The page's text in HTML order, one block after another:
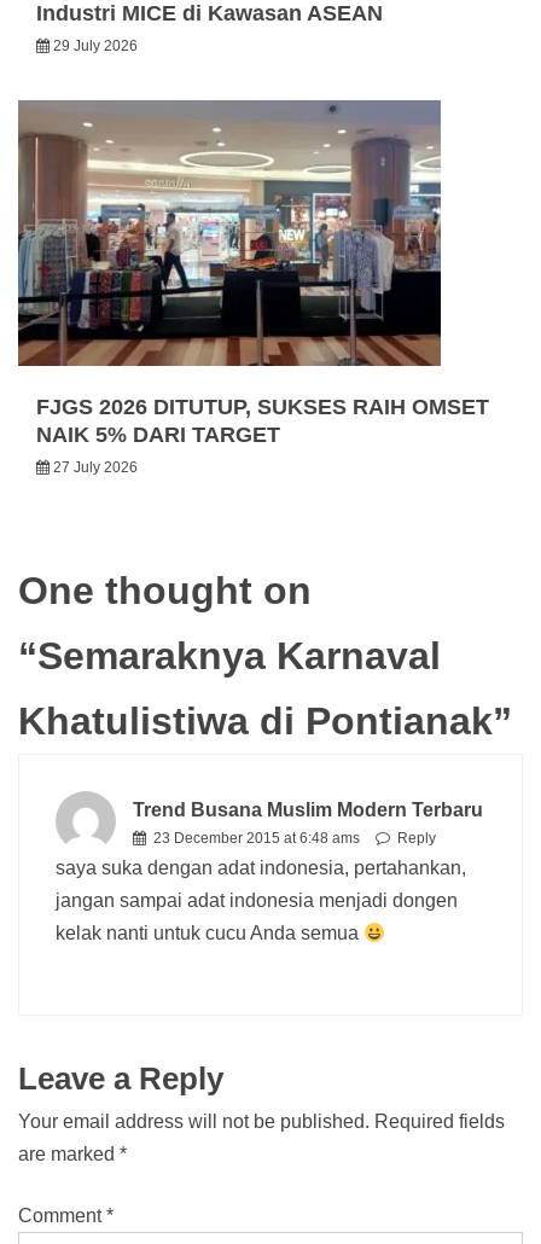
Industri MICE di Kawasan ASEAN
29 July 2026
FJGS 2026 DITUTUP, SUKSES RAIH OMSET
NAIK 5% DARI TARGET
27 July 2026
One thought on
“Semaraknya Karnaval
Khatulistiwa di Pontianak”
Trend Busana Muslim Modern Terbaru
23 December 2015 at 6:48 ams Reply
saya suka dengan adat indonesia, pertahankan,
jangan sampai adat indonesia menjadi dongen
kelak nanti untuk cucu Anda semua
Leave a Reply
Your email address will not be published. Required fields
are marked *
Comment*